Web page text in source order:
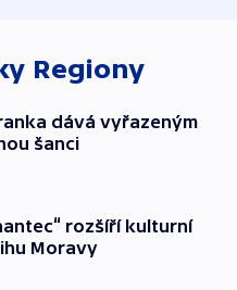
Regiony
dává vyřazeným
šanci
rozšíří kulturní
Moravy